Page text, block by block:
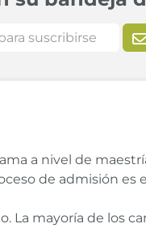
a nivel de
de admisión es
La mayoría de los